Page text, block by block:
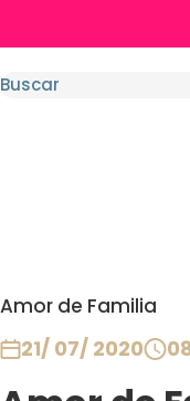
Amor de Familia
21/ 07/ 2020